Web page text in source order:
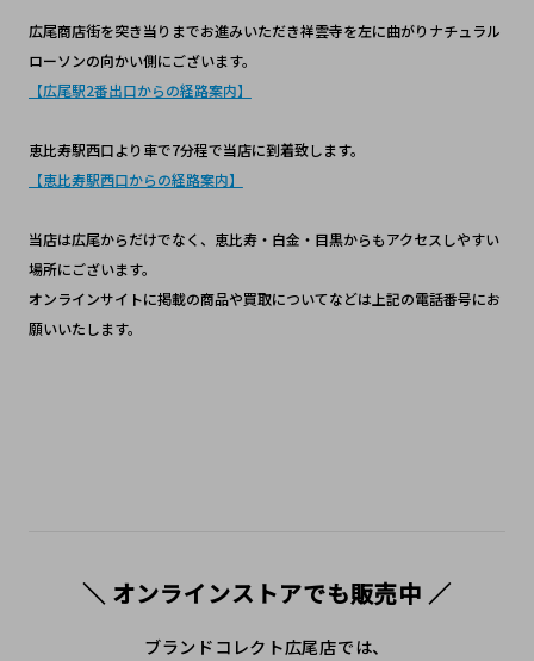
広尾商店街を突き当りまでお進みいただき祥雲寺を左に曲がりナチュラル
ローソンの向かい側にございます。
【広尾駅2番出口からの経路案内】
恵比寿駅西口より車で7分程で当店に到着致します。
【恵比寿駅西口からの経路案内】
当店は広尾からだけでなく、恵比寿・白金・目黒からもアクセスしやすい
場所にございます。
オンラインサイトに掲載の商品や買取についてなどは上記の電話番号にお
願いいたします。
＼ オンラインストアでも販売中 ／
ブランドコレクト広尾店では、